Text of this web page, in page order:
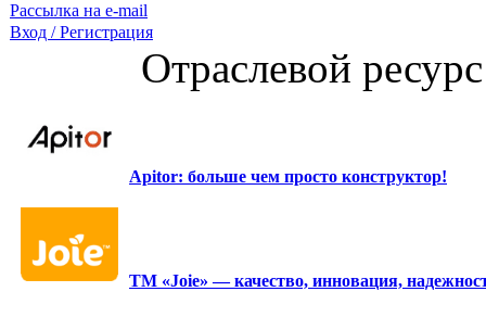
Рассылка на e-mail
Вход / Регистрация
Отраслевой
Apitor: больше чем просто конструктор!
ТМ «Joie» — качество, инновация,